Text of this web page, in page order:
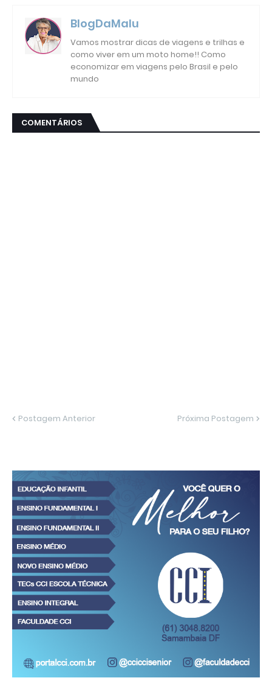
BlogDaMalu
Vamos mostrar dicas de viagens e trilhas e
como viver em um moto home!! Como
economizar em viagens pelo Brasil e pelo
mundo
COMENTÁRIOS
Postagem Anterior Próxima Postagem